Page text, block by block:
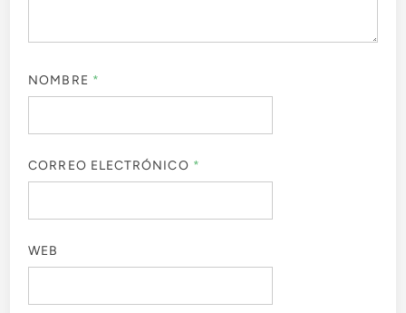
NOMBRE *
CORREO ELECTRÓNICO *
WEB